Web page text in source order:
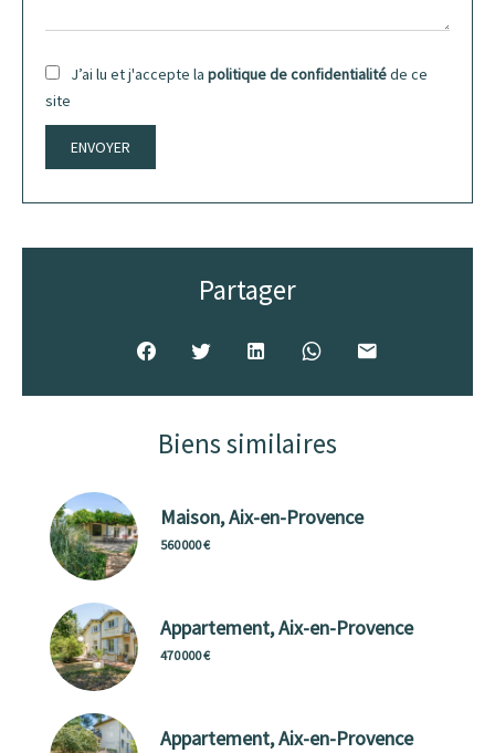
J’ai lu et j'accepte la politique de confidentialitéde ce
site
ENVOYER
Partager
Biens similaires
Maison, Aix-en-Provence
560 000 €
Appartement, Aix-en-Provence
470 000 €
Appartement, Aix-en-Provence